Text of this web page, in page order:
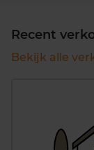
Recent
Bekijk alle